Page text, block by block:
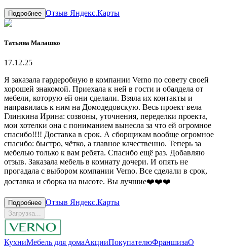
Подробнее Отзыв Яндекс.Карты
Татьяна Малашко
17.12.25
Я заказала гардеробную в компании Verno по совету своей
хорошей знакомой. Приехала к ней в гости и обалдела от
мебели, которую ей они сделали. Взяла их контакты и
направилась к ним на Домодедовскую. Весь проект вела
Глинкина Ирина: созвоны, уточнения, переделки проекта,
мои хотелки она с пониманием вынесла за что ей огромное
спасибо!!!! Доставка в срок. А сборщикам вообще огромное
спасибо: быстро, чётко, а главное качественно. Теперь за
мебелью только к вам ребята. Спасибо ещё раз. Добавляю
отзыв. Заказала мебель в комнату дочери. И опять не
прогадала с выбором компании Verno. Все сделали в срок,
доставка и сборка на высоте. Вы лучшие❤️❤️❤️
Подробнее Отзыв Яндекс.Карты
Загрузка...
КухниМебель для домаАкцииПокупателюФраншизаО